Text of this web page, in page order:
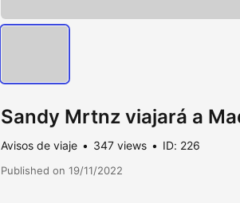
Sandy Mrtnz viajará a
Avisos de viaje 347 views ID: 226
Published on 19/11/2022